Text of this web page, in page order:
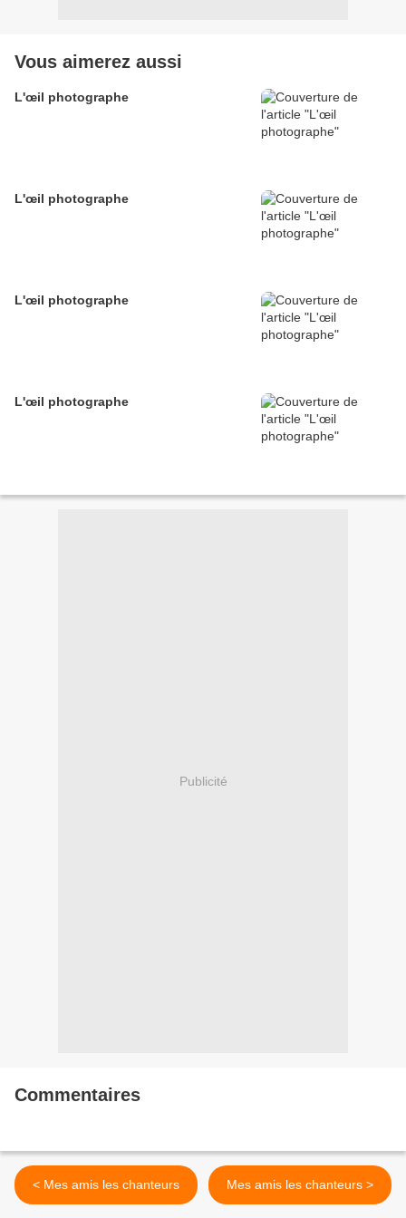
Vous aimerez aussi
L'œil photographe
L'œil photographe
L'œil photographe
L'œil photographe
Publicité
Commentaires
< Mes amis les chanteurs Mes amis les chanteurs >